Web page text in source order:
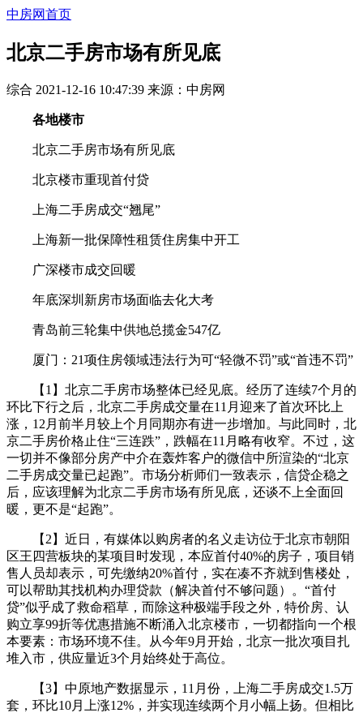
中房网首页
北京二手房市场有所见底
综合 2021-12-16 10:47:39 来源： 中房网
各地楼市
北京二手房市场有所见底
北京楼市重现首付贷
上海二手房成交“翘尾”
上海新一批保障性租赁住房集中开工
广深楼市成交回暖
年底深圳新房市场面临去化大考
青岛前三轮集中供地总揽金547亿
厦门：21项住房领域违法行为可“轻微不罚”或“首违不罚”
【1】北京二手房市场整体已经见底。经历了连续7个月的
环比下行之后，北京二手房成交量在11月迎来了首次环比上
涨，12月前半月较上个月同期亦有进一步增加。与此同时，北
京二手房价格止住“三连跌”，跌幅在11月略有收窄。不过，这
一切并不像部分房产中介在轰炸客户的微信中所渲染的“北京
二手房成交量已起跑”。市场分析师们一致表示，信贷企稳之
后，应该理解为北京二手房市场有所见底，还谈不上全面回
暖，更不是“起跑”。
【2】近日，有媒体以购房者的名义走访位于北京市朝阳
区王四营板块的某项目时发现，本应首付40%的房子，项目销
售人员却表示，可先缴纳20%首付，实在凑不齐就到售楼处，
可以帮助其找机构办理贷款（解决首付不够问题）。“首付
贷”似乎成了救命稻草，而除这种极端手段之外，特价房、认
购立享99折等优惠措施不断涌入北京楼市，一切都指向一个根
本要素：市场环境不佳。从今年9月开始，北京一批次项目扎
堆入市，供应量近3个月始终处于高位。
【3】中原地产数据显示，11月份，上海二手房成交1.5万
套，环比10月上涨12%，并实现连续两个月小幅上扬。但相比